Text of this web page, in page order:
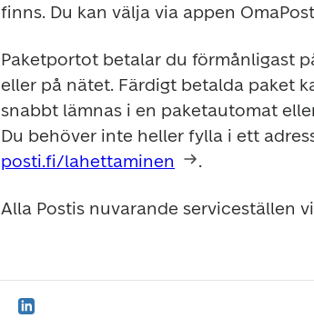
finns. Du kan välja via appen
Paketportot betalar du förmånligast
eller på nätet. Färdigt betalda paket
snabbt lämnas i en paketautomat
posti.fi/lahettaminen
.
Alla Postis nuvarande serviceställen